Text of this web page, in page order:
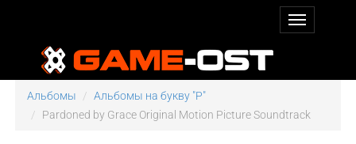
Альбомы
Альбомы на букву "P"
Pardoned by Grace Original Motion Picture Soundtrack